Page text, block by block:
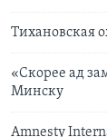
Тихановская
«Скорее ад
Минску
Amnesty